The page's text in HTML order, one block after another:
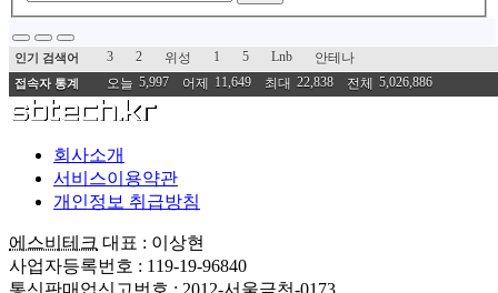
인기 검색어 3 2 위성 1 5 Lnb 안테나
접속자 통계 오늘 5,997 어제 11,649 최대 22,838 전체 5,026,886
회사소개
서비스이용약관
개인정보 취급방침
에스비테크 대표 : 이상현
사업자등록번호 : 119-19-96840
통신판매업신고번호 : 2012-서울금천-0173